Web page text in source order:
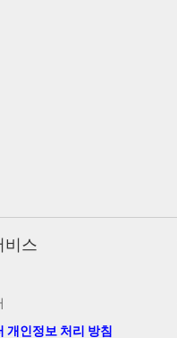
비스
개인정보 처리 방침